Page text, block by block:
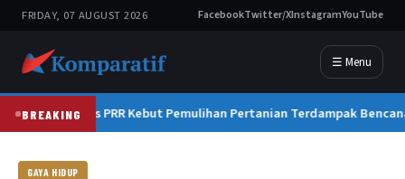
FRIDAY, 07 AUGUST 2026 FacebookTwitter/XInstagramYouTube
☰ Menu
BREAKINGSatgas PRR Kebut Pemulihan Pertanian Terdampak
GAYA HIDUP